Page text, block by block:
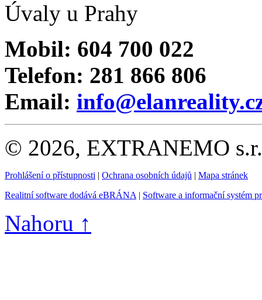
Úvaly u Prahy
Mobil: 604 700 022
Telefon: 281 866 806
Email:
© 2026, EXTRANEMO
Prohlášení o přístupnosti | Ochrana osobních údajů | Mapa stránek
Realitní software dodává eBRÁNA | Software a informační systém
Nahoru ↑